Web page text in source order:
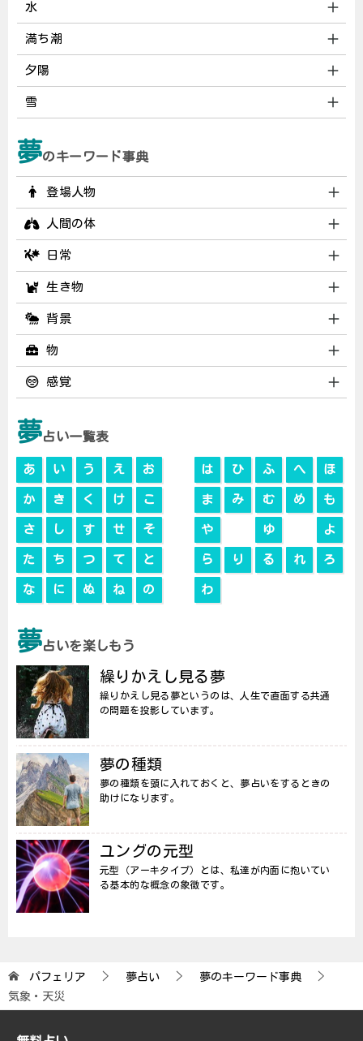
水
満ち潮
夕陽
雪
夢のキーワード事典
登場人物
人間の体
日常
生き物
背景
物
感覚
夢占い一覧表
あ い う え お は ひ ふ へ ほ
か き く け こ ま み む め も
さ し す せ そ や ゆ よ
た ち つ て と ら り る れ ろ
な に ぬ ね の わ
夢占いを楽しもう
繰りかえし見る夢
繰りかえし見る夢というのは、人生で直面する共通
の問題を投影しています。
夢の種類
夢の種類を頭に入れておくと、夢占いをするときの
助けになります。
ユングの元型
元型（アーキタイプ）とは、私達が内面に抱いてい
る基本的な概念の象徴です。
パフェリア 夢占い
夢のキーワード事典
気象・天災